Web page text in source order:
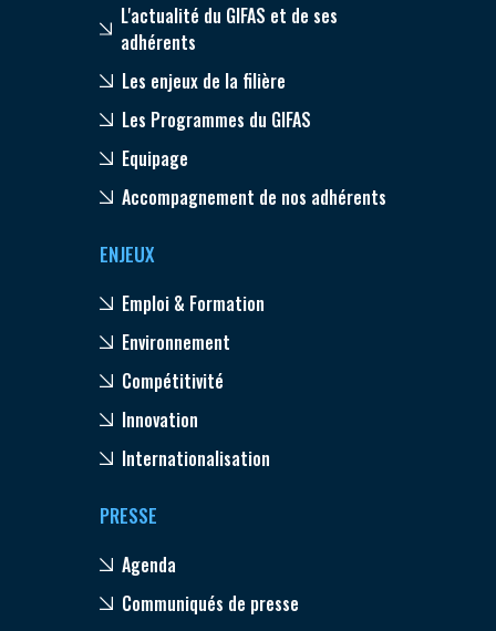
L'actualité du GIFAS et de ses
adhérents
Les enjeux de la filière
Les Programmes du GIFAS
Equipage
Accompagnement de nos adhérents
ENJEUX
Emploi & Formation
Environnement
Compétitivité
Innovation
Internationalisation
PRESSE
Agenda
Communiqués de presse